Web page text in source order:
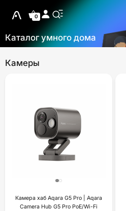
0
Каталог умного дома
Камеры
Камера хаб Aqara G5 Pro | Aqara
Camera Hub G5 Pro PoE/Wi-Fi